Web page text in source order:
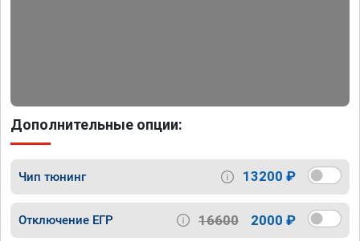
Дополнительные опции:
Чип тюнинг 13200 ₽
Отключение ЕГР 16600 2000 ₽